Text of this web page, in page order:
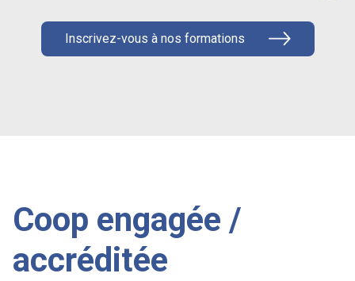
Inscrivez-vous à nos formations
Coop engagée /
accréditée